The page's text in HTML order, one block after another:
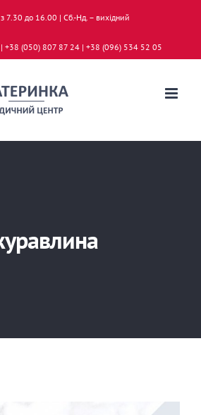
7.30 до 16.00 | Сб.-Нд. – вихідний
+38 (050) 807 87 24 | +38 (096) 534 52 05